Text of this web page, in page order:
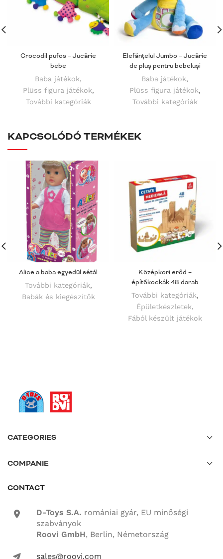
Crocodil pufos – Jucărie
bebe
Baba játékok,
Plüss figura játékok,
További kategóriák
Elefănțelul Jumbo – Jucărie
de pluș pentru bebeluși
Baba játékok,
Plüss figura játékok,
További kategóriák
KAPCSOLÓDÓ TERMÉKEK
Alice a baba egyedül sétál
További kategóriák,
Babák és kiegészítők
Középkori erőd –
építőkockák 48 darab
További kategóriák,
Épületkészletek,
Fából készült játékok
CATEGORIES
COMPANIE
CONTACT
location-icon D-Toys S.A. romániai gyár, EU minőségi
szabványok
Roovi GmbH, Berlin, Németország
mail-icon sales@roovi.com